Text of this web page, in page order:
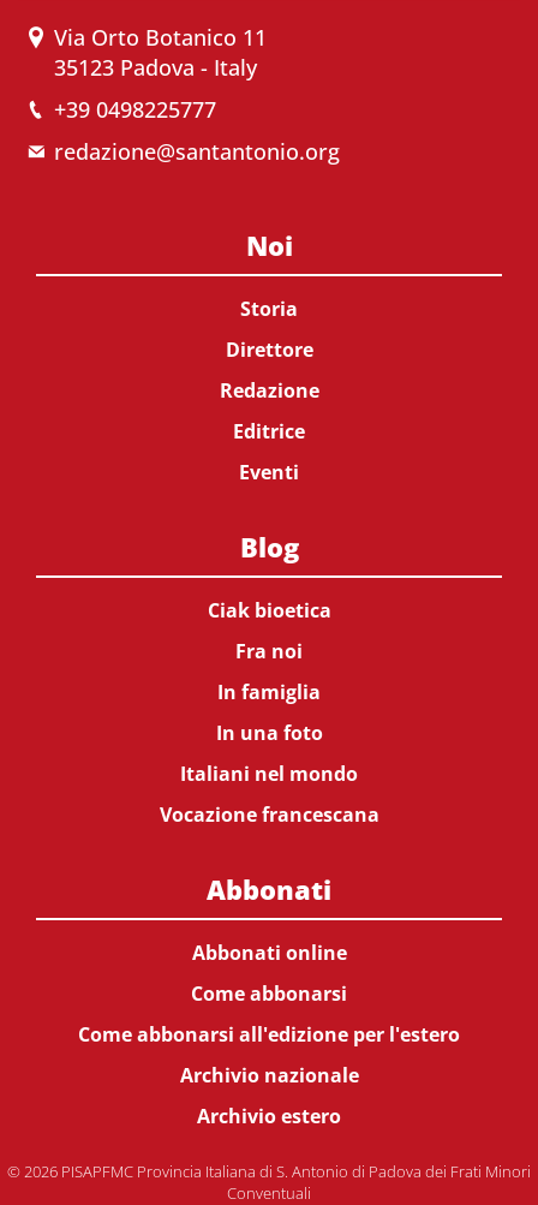
Via Orto Botanico 11
35123 Padova - Italy
+39 0498225777
redazione@santantonio.org
Noi
Storia
Direttore
Redazione
Editrice
Eventi
Blog
Ciak bioetica
Fra noi
In famiglia
In una foto
Italiani nel mondo
Vocazione francescana
Abbonati
Abbonati online
Come abbonarsi
Come abbonarsi all'edizione per l'estero
Archivio nazionale
Archivio estero
© 2026 PISAPFMC Provincia Italiana di S. Antonio di Padova dei Frati Minori
Conventuali